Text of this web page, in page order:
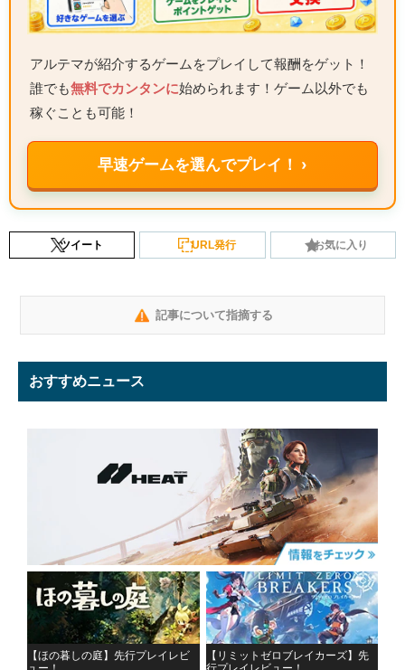
アルテマが紹介するゲームをプレイして報酬をゲット！
誰でも無料でカンタンに始められます！ゲーム以外でも
稼ぐことも可能！
早速ゲームを選んでプレイ！ ›
ツイート URL発行 お気に入り
記事について指摘する
おすすめニュース
【ほの暮しの庭】先行プレイレビ
【リミットゼロブレイカーズ】先